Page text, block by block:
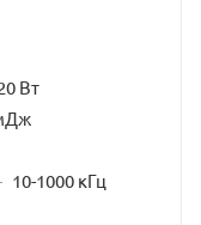
Вт
10-1000 кГц